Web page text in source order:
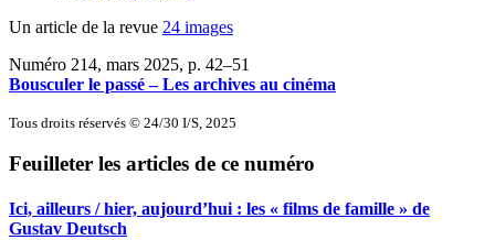
Un article de la revue 24 images
Numéro 214, mars 2025, p. 42–51
Bousculer le passé – Les archives au cinéma
Tous droits réservés © 24/30 I/S, 2025
Feuilleter les articles de ce numéro
Ici, ailleurs / hier, aujourd’hui : les « films de famille » de
Gustav Deutsch